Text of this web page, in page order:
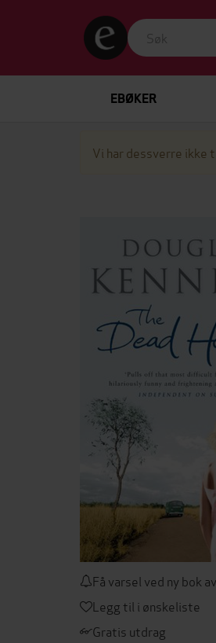
EBØKER
Vi har dessverre ikke
Få varsel ved ny bok
Legg til i ønskeliste
Gratis utdrag